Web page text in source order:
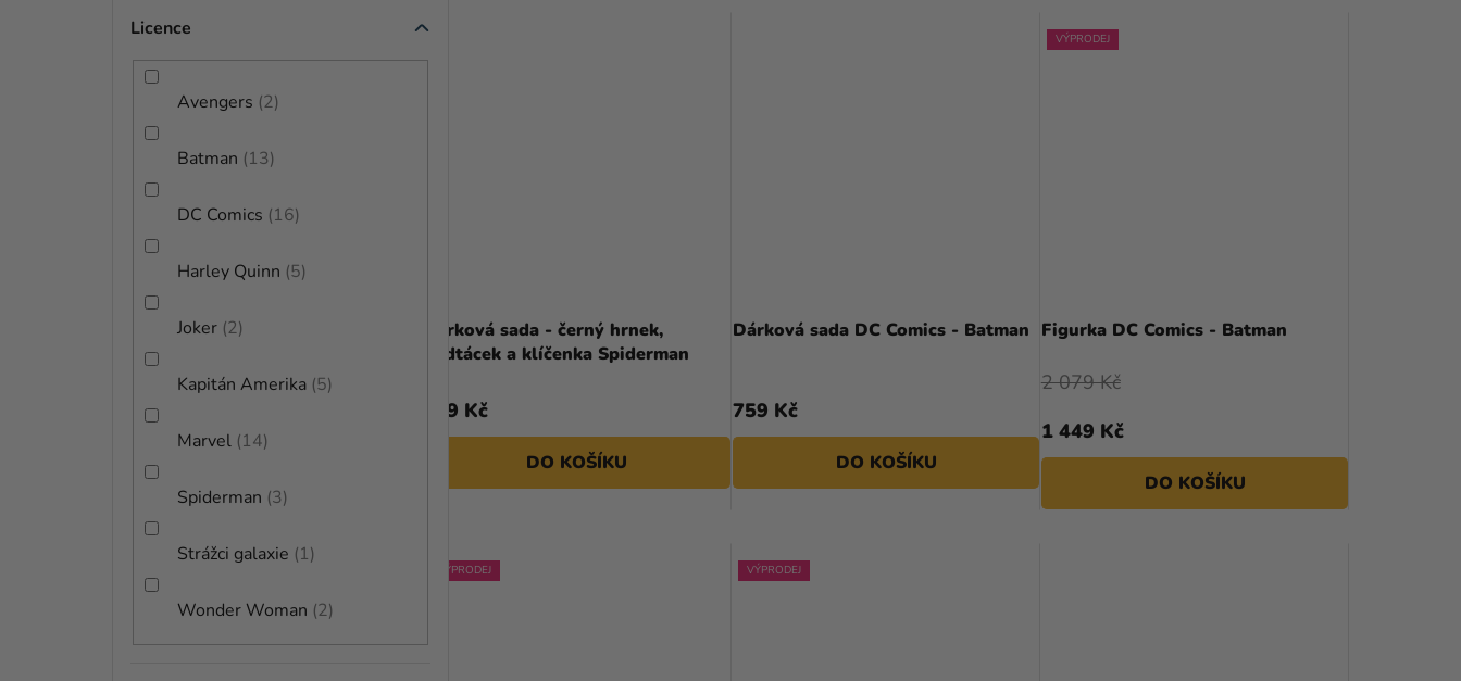
Licence
Avengers 2
Batman 13
DC Comics 16
Harley Quinn 5
Joker 2
Kapitán Amerika 5
Marvel 14
Spiderman 3
Strážci galaxie 1
Wonder Woman 2
Cestovní hrnek Marvel - Spiderman
599 Kč
Dárková sada - černý hrnek,
podtácek a klíčenka Spiderman
379 Kč
DO KOŠÍKU
Dárková sada DC Comics - Batman
759 Kč
DO KOŠÍKU
VÝPRODEJ
Figurka DC Comics - Batman
1 449 Kč
2 079 Kč
DO KOŠÍKU
VÝPRODEJ VÝPRODEJ